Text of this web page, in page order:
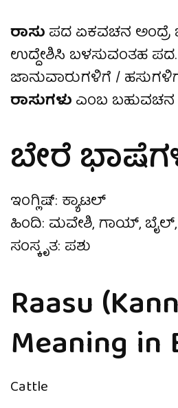
ರಾಸುಪದ ಏಕವಚನ ಅಂದ್ರೆ
ಉದ್ದೇಶಿಸಿ ಬಳಸುವಂತಹ
ಜಾನುವಾರುಗಳಿಗೆ /
ರಾಸುಗಳುಎಂಬ ಬಹುವಚನ
ಬೇರೆ
ಇಂಗ್ಲಿಷ್: ಕ್ಯಾಟಲ್
ಹಿಂದಿ: ಮವೇಶಿ, ಗಾಯ್, ಬೈಲ್,
ಸಂಸ್ಕೃತ: ಪಶು
Raasu
Meaning in
Cattle